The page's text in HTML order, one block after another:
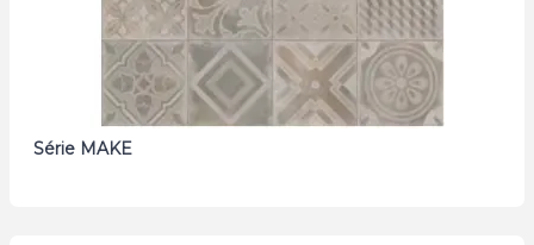
Série MAKE